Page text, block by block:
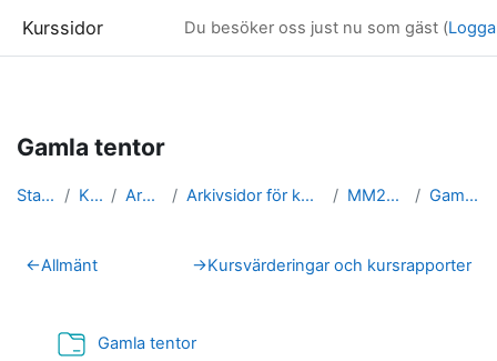
Kurssidor Du besöker oss just nu som gäst (
Gamla tentor
Startsida Kurser Arkivsidor Arkivsidor för kurser i Matematik MM2004_arkiv Gamla tentor
Avsnittsöversikt
←Allmänt →Kursvärderingar och kursrapporter
Gamla tentorMapp